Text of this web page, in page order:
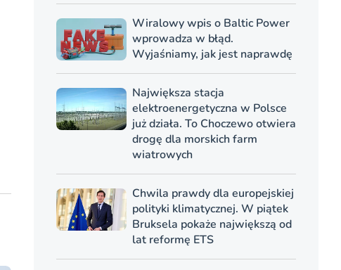
Wiralowy wpis o Baltic Power
wprowadza w błąd.
Wyjaśniamy, jak jest naprawdę
Największa stacja
elektroenergetyczna w Polsce
już działa. To Choczewo otwiera
drogę dla morskich farm
wiatrowych
Chwila prawdy dla europejskiej
polityki klimatycznej. W piątek
Bruksela pokaże największą od
lat reformę ETS